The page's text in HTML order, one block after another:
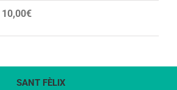
10,00€
SANT FÈLIX